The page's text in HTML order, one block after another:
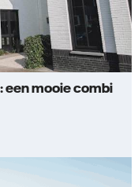
een mooie combi